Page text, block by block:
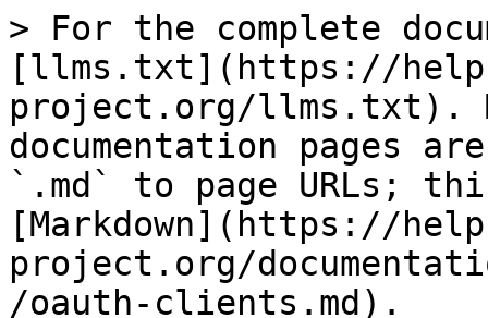
> For the complete
[llms.txt](https://
project.org/llms.txt).
documentation pages
`.md` to page URLs;
[Markdown](https://
project.org/
/oauth-clients.md).